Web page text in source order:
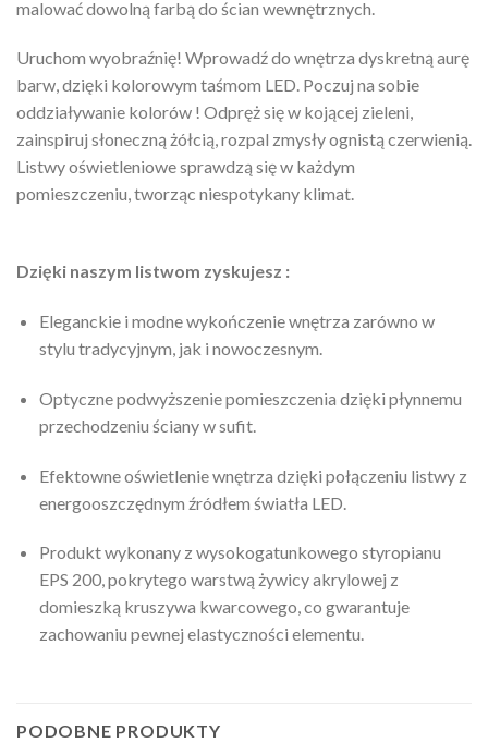
malować dowolną farbą do ścian wewnętrznych.
Uruchom wyobraźnię! Wprowadź do wnętrza dyskretną aurę
barw, dzięki kolorowym taśmom LED. Poczuj na sobie
oddziaływanie kolorów ! Odpręż się w kojącej zieleni,
zainspiruj słoneczną żółcią, rozpal zmysły ognistą czerwienią.
Listwy oświetleniowe sprawdzą się w każdym
pomieszczeniu, tworząc niespotykany klimat.
Dzięki naszym listwom zyskujesz :
Eleganckie i modne wykończenie wnętrza zarówno w
stylu tradycyjnym, jak i nowoczesnym.
Optyczne podwyższenie pomieszczenia dzięki płynnemu
przechodzeniu ściany w sufit.
Efektowne oświetlenie wnętrza dzięki połączeniu listwy z
energooszczędnym źródłem światła LED.
Produkt wykonany z wysokogatunkowego styropianu
EPS 200, pokrytego warstwą żywicy akrylowej z
domieszką kruszywa kwarcowego, co gwarantuje
zachowaniu pewnej elastyczności elementu.
PODOBNE PRODUKTY